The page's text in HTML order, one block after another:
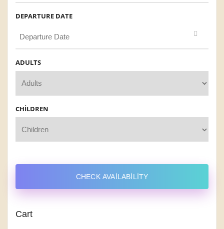
DEPARTURE DATE
ADULTS
CHILDREN
CHECK AVAILABILITY
Cart